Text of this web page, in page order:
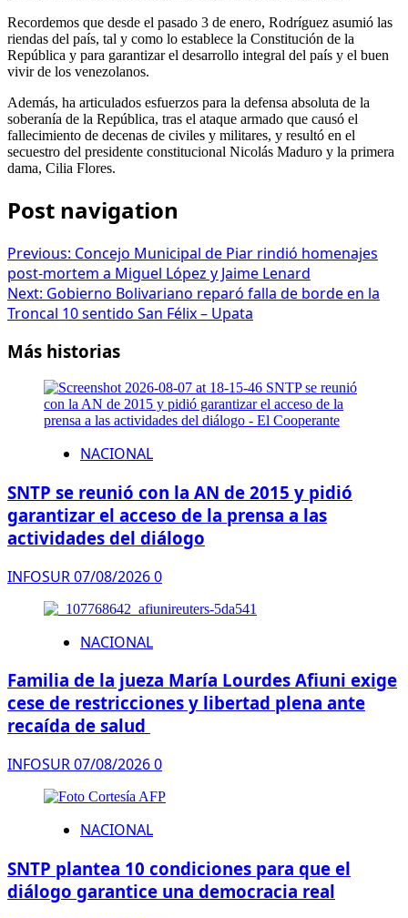
Recordemos que desde el pasado 3 de enero, Rodríguez asumió las
riendas del país, tal y como lo establece la Constitución de la
República y para garantizar el desarrollo integral del país y el buen
vivir de los venezolanos.
Además, ha articulados esfuerzos para la defensa absoluta de la
soberanía de la República, tras el ataque armado que causó el
fallecimiento de decenas de civiles y militares, y resultó en el
secuestro del presidente constitucional Nicolás Maduro y la primera
dama, Cilia Flores.
Post navigation
Previous: Concejo Municipal de Piar rindió homenajes
post-mortem a Miguel López y Jaime Lenard
Next: Gobierno Bolivariano reparó falla de borde en la
Troncal 10 sentido San Félix – Upata
Más historias
NACIONAL
SNTP se reunió con la AN de 2015 y pidió
garantizar el acceso de la prensa a las
actividades del diálogo
INFOSUR07/08/20260
NACIONAL
Familia de la jueza María Lourdes Afiuni exige
cese de restricciones y libertad plena ante
recaída de salud
INFOSUR07/08/20260
NACIONAL
SNTP plantea 10 condiciones para que el
diálogo garantice una democracia real